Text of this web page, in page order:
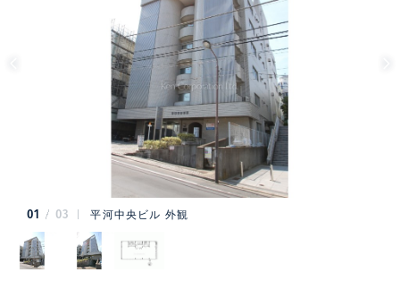
01 03 平河中央ビル 外観